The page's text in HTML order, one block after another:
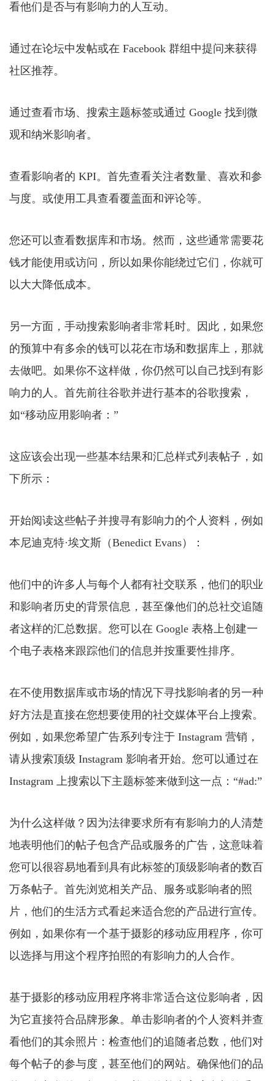
看他们是否与有影响力的人互动。
通过在论坛中发帖或在 Facebook 群组中提问来获得
社区推荐。
通过查看市场、搜索主题标签或通过 Google 找到微
观和纳米影响者。
查看影响者的 KPI。首先查看关注者数量、喜欢和参
与度。或使用工具查看覆盖面和评论等。
您还可以查看数据库和市场。然而，这些通常需要花
钱才能使用或访问，所以如果你能绕过它们，你就可
以大大降低成本。
另一方面，手动搜索影响者非常耗时。因此，如果您
的预算中有多余的钱可以花在市场和数据库上，那就
去做吧。如果你不这样做，你仍然可以自己找到有影
响力的人。首先前往谷歌并进行基本的谷歌搜索，
如“移动应用影响者：”
这应该会出现一些基本结果和汇总样式列表帖子，如
下所示：
开始阅读这些帖子并搜寻有影响力的个人资料，例如
本尼迪克特·埃文斯（Benedict Evans）：
他们中的许多人与每个人都有社交联系，他们的职业
和影响者历史的背景信息，甚至像他们的总社交追随
者这样的汇总数据。您可以在 Google 表格上创建一
个电子表格来跟踪他们的信息并按重要性排序。
在不使用数据库或市场的情况下寻找影响者的另一种
好方法是直接在您想要使用的社交媒体平台上搜索。
例如，如果您希望广告系列专注于 Instagram 营销，
请从搜索顶级 Instagram 影响者开始。您可以通过在
Instagram 上搜索以下主题标签来做到这一点：“#ad:”
为什么这样做？因为法律要求所有有影响力的人清楚
地表明他们的帖子包含产品或服务的广告，这意味着
您可以很容易地看到具有此标签的顶级影响者的数百
万条帖子。首先浏览相关产品、服务或影响者的照
片，他们的生活方式看起来适合您的产品进行宣传。
例如，如果你有一个基于摄影的移动应用程序，你可
以选择与用这个程序拍照的有影响力的人合作。
基于摄影的移动应用程序将非常适合这位影响者，因
为它直接符合品牌形象。单击影响者的个人资料并查
看他们的其余照片：检查他们的追随者总数，他们对
每个帖子的参与度，甚至他们的网站。确保他们的品